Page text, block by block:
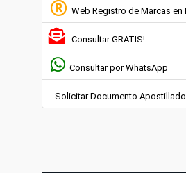
Web Registro de Marcas en
Consultar GRATIS!
Consultar por WhatsApp
Solicitar Documento Apostillado